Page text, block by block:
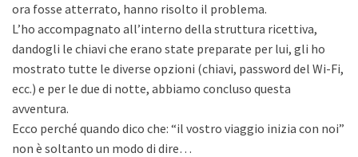
ora fosse atterrato, hanno risolto il problema.
L’ho accompagnato all’interno della struttura ricettiva,
dandogli le chiavi che erano state preparate per lui, gli ho
mostrato tutte le diverse opzioni (chiavi, password del Wi-Fi,
ecc.) e per le due di notte, abbiamo concluso questa
avventura.
Ecco perché quando dico che: “il vostro viaggio inizia con noi”
non è soltanto un modo di dire…